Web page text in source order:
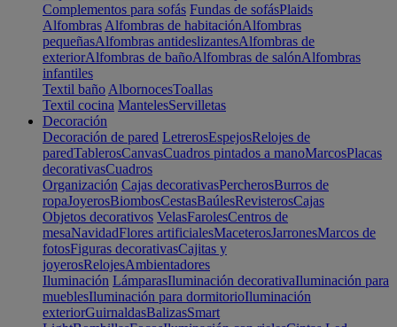
Complementos para sofás Fundas de sofásPlaids
Alfombras Alfombras de habitaciónAlfombras
pequeñasAlfombras antideslizantesAlfombras de
exteriorAlfombras de bañoAlfombras de salónAlfombras
infantiles
Textil baño AlbornocesToallas
Textil cocina MantelesServilletas
Decoración
Decoración de pared LetrerosEspejosRelojes de
paredTablerosCanvasCuadros pintados a manoMarcosPlacas
decorativasCuadros
Organización Cajas decorativasPercherosBurros de
ropaJoyerosBiombosCestasBaúlesRevisterosCajas
Objetos decorativos VelasFarolesCentros de
mesaNavidadFlores artificialesMaceterosJarronesMarcos de
fotosFiguras decorativasCajitas y
joyerosRelojesAmbientadores
Iluminación LámparasIluminación decorativaIluminación para
mueblesIluminación para dormitorioIluminación
exteriorGuirnaldasBalizasSmart